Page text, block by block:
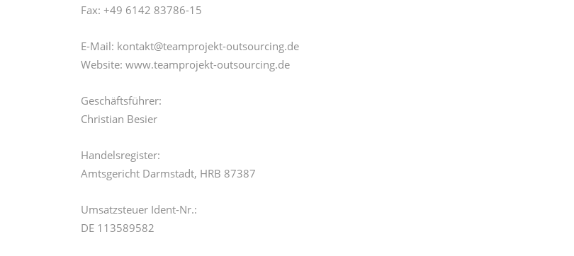
Fax: +49 6142 83786-15
E-Mail: kontakt@teamprojekt-outsourcing.de
Website: www.teamprojekt-outsourcing.de
Geschäftsführer:
Christian Besier
Handelsregister:
Amtsgericht Darmstadt, HRB 87387
Umsatzsteuer Ident-Nr.:
DE 113589582